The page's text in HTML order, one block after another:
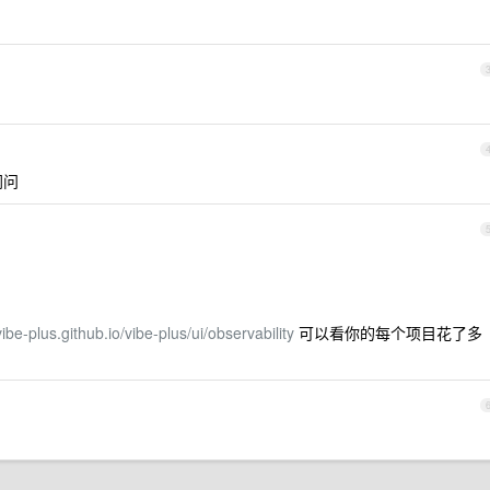
3
4
5
plus.github.io/vibe-plus/ui/observability 可以看你的每个项目花了多
6